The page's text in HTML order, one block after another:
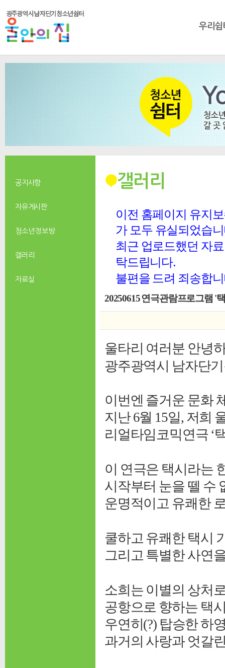
우리쉼
공지사항
자유게시판
청소년 정보방
갤러리
자료실
갤러리
이전 홈페이지 유지
가 모두 유실되었습
최근 업로드했던 자
탁드립니다.
불편을 드려 죄송합
20250615 연극관람프로그램 '
울타리 여러분 안녕
광주광역시 남자단
이번엔 즐거운 문화
지난 6월 15일, 저희
리얼타임코믹연극 ‘
이 연극은 택시라는
시작부터 눈을 뗄 수
운명적이고 유쾌한
쿨하고 유쾌한 택시
그리고 특별한 사연
소희는 이별의 상처
공항으로 향하는 택
우연히(?) 탑승한 하
과거의 사랑과 엇갈